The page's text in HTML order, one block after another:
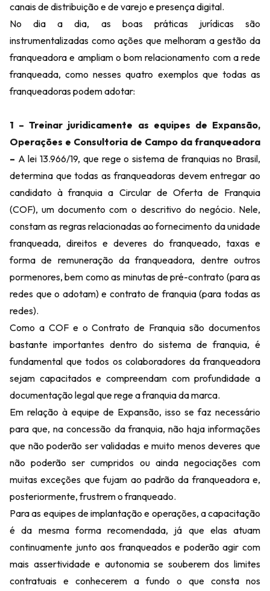
canais de distribuição e de varejo e presença digital.
No dia a dia, as boas práticas jurídicas são
instrumentalizadas como ações que melhoram a gestão da
franqueadora e ampliam o bom relacionamento com a rede
franqueada, como nesses quatro exemplos que todas as
franqueadoras podem adotar:
1 – Treinar juridicamente as equipes de Expansão,
Operações e Consultoria de Campo da franqueadora
– A lei 13.966/19, que rege o sistema de franquias no Brasil,
determina que todas as franqueadoras devem entregar ao
candidato à franquia a Circular de Oferta de Franquia
(COF), um documento com o descritivo do negócio. Nele,
constam as regras relacionadas ao fornecimento da unidade
franqueada, direitos e deveres do franqueado, taxas e
forma de remuneração da franqueadora, dentre outros
pormenores, bem como as minutas de pré-contrato (para as
redes que o adotam) e contrato de franquia (para todas as
redes).
Como a COF e o Contrato de Franquia são documentos
bastante importantes dentro do sistema de franquia, é
fundamental que todos os colaboradores da franqueadora
sejam capacitados e compreendam com profundidade a
documentação legal que rege a franquia da marca.
Em relação à equipe de Expansão, isso se faz necessário
para que, na concessão da franquia, não haja informações
que não poderão ser validadas e muito menos deveres que
não poderão ser cumpridos ou ainda negociações com
muitas exceções que fujam ao padrão da franqueadora e,
posteriormente, frustrem o franqueado.
Para as equipes de implantação e operações, a capacitação
é da mesma forma recomendada, já que elas atuam
continuamente junto aos franqueados e poderão agir com
mais assertividade e autonomia se souberem dos limites
contratuais e conhecerem a fundo o que consta nos